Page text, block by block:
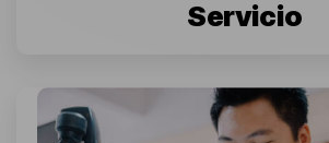
Servicio